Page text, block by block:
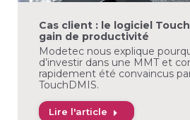
Cas client : le logiciel
gain de productivité
Modetec nous explique
d’investir dans une MMT et
rapidement été convaincus
TouchDMIS.
Lire l'article